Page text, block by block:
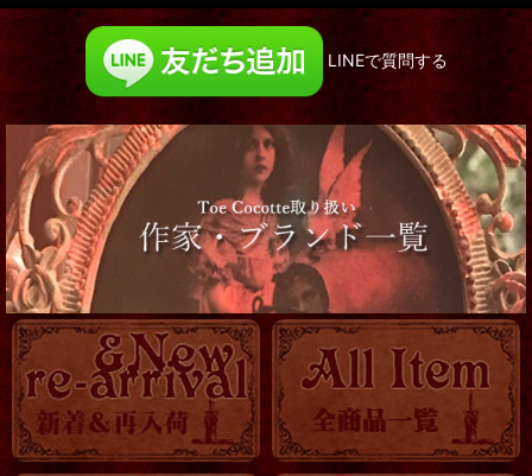
並び順:
絞り込む
ロング&ヒット
コルセット
靴
服飾小物
帽子他
ロマ傘
OTHER
KITCHEN
LINEで質問する